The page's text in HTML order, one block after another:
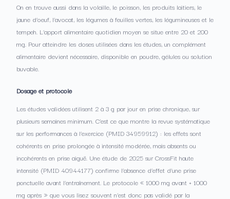
On en trouve aussi dans la volaille, le poisson, les produits laitiers, le
jaune d’oeuf, l’avocat, les légumes à feuilles vertes, les légumineuses et le
tempeh. L’apport alimentaire quotidien moyen se situe entre 20 et 200
mg. Pour atteindre les doses utilisées dans les études, un complément
alimentaire devient nécessaire, disponible en poudre, gélules ou solution
buvable.
Dosage et protocole
Les études validées utilisent 2 à 3 g par jour en prise chronique, sur
plusieurs semaines minimum. C’est ce que montre la revue systématique
sur les performances à l’exercice (PMID 34959912) : les effets sont
cohérents en prise prolongée à intensité modérée, mais absents ou
incohérents en prise aiguë. Une étude de 2025 sur CrossFit haute
intensité (PMID 40944177) confirme l’absence d’effet d’une prise
ponctuelle avant l’entraînement. Le protocole « 1000 mg avant + 1000
mg après » que vous lisez souvent n’est donc pas validé par la